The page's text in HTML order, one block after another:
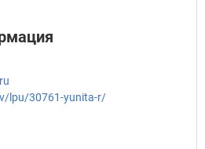
lpu/30761-yunita-r/